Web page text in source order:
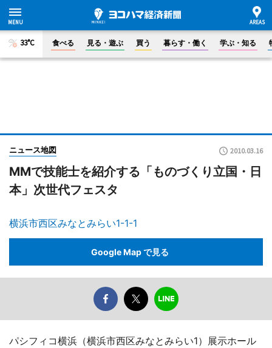
33°C 食べる 見る・遊ぶ 買う 暮らす・働く 学ぶ・知る
ニュース地図 2010.03.16
MMで技能士を紹介する「ものづくり立国・日
本」次世代フェスタ
横浜市西区みなとみらい1-1-1
Google Map で見る
パシフィコ横浜（横浜市西区みなとみらい1）展示ホール